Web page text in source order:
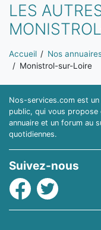
LES
Vous êtes ici:
Accueil Nos
Monistrol-sur-Loire
Nos-services.com est
public, qui vous
annuaire et un forum au
quotidiennes.
Suivez-nous
Facebook
Twitter